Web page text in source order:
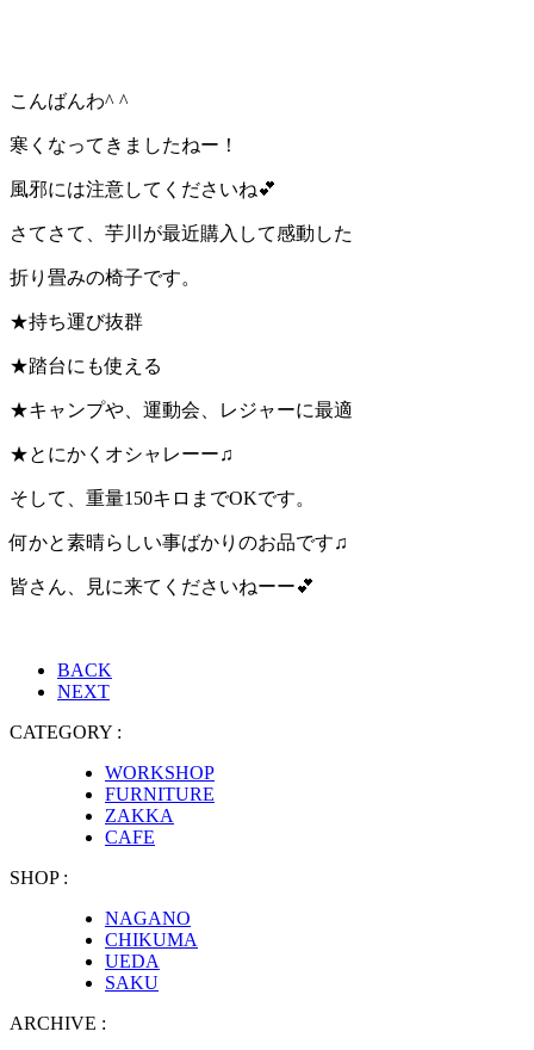
こんばんわ^ ^
寒くなってきましたねー！
風邪には注意してくださいね💕
さてさて、芋川が最近購入して感動した
折り畳みの椅子です。
★持ち運び抜群
★踏台にも使える
★キャンプや、運動会、レジャーに最適
★とにかくオシャレーー♫
そして、重量150キロまでOKです。
何かと素晴らしい事ばかりのお品です♫
皆さん、見に来てくださいねーー💕
BACK
NEXT
CATEGORY :
WORKSHOP
FURNITURE
ZAKKA
CAFE
SHOP :
NAGANO
CHIKUMA
UEDA
SAKU
ARCHIVE :